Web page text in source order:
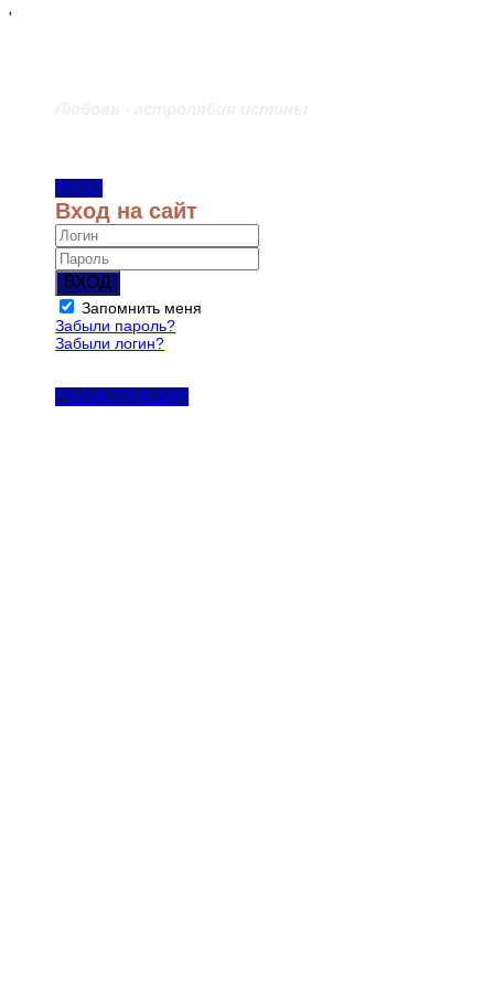
'
ВХОД
Вход на сайт
ВХОД
Запомнить меня
Забыли пароль?
Забыли логин?
РЕГИСТРАЦИЯ